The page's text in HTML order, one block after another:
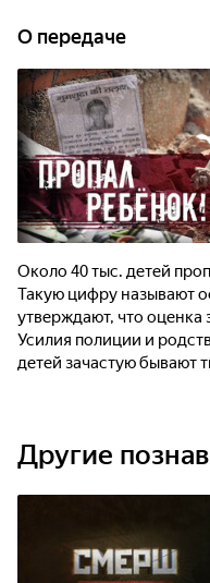
О передаче
Около 40 тыс. детей
Такую цифру называют
утверждают, что
Усилия полиции и
детей зачастую бывают
Другие